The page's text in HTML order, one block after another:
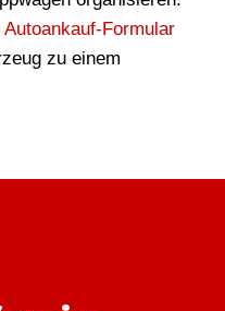
Autoankauf-Formular
zu einem